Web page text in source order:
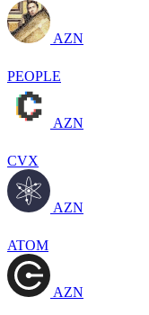
AZN
PEOPLE
AZN
CVX
AZN
ATOM
AZN